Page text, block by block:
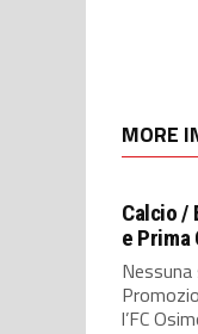
MORE
Calcio /
e
l’FC